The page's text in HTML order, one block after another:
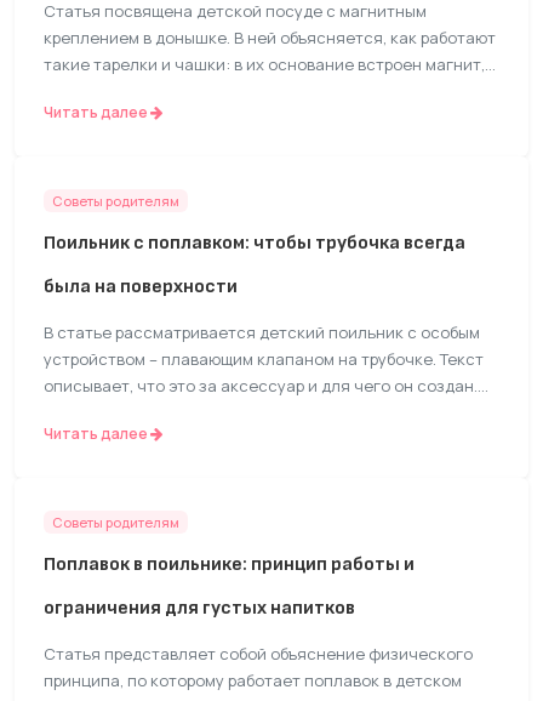
Статья посвящена детской посуде с магнитным
креплением в донышке. В ней объясняется, как работают
такие тарелки и чашки: в их основание встроен магнит,
поверхности столика для кормления. Текст перечисляет
обучении самостоятельному питанию. Также подробно
использовании такой посуды, чтобы избежать
случайного проглатывания магнита ребенком. Материал
правильном применении таких аксессуаров.
Читать далее
Советы родителям
Поильник с поплавком: чтобы трубочка всегда
была на поверхности
В статье рассматривается детский поильник с особым
устройством – плавающим клапаном на трубочке. Текст
описывает, что это за аксессуар и для чего он создан.
соломинки всегда у поверхности жидкости, независимо
усилий. Также автор поверхностно объясняет, как эта
фруктовой мякоти, мелких чаинок или другого осадка,
который часто скапливается на дне. Статья дает общее
поильника.
Читать далее
Советы родителям
Поплавок в поильнике: принцип работы и
ограничения для густых напитков
Статья представляет собой объяснение физического
принципа, по которому работает поплавок в детском